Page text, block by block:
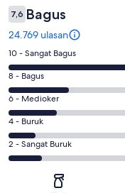
7,6 Bagus
24.769 ulasan
Penilaian
10
-
Sangat
Bagus.
11104
dari
24769
10 - Sangat Bagus
Penilaian
8
-
Bagus.
4916
dari
8 - Bagus
Penilaian
6
-
Medioker.
3867
6 - Medioker
Penilaian
4
-
4 - Buruk
Penilaian
2
2 - Sangat Buruk